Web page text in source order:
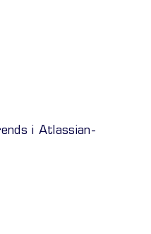
i Atlassian-